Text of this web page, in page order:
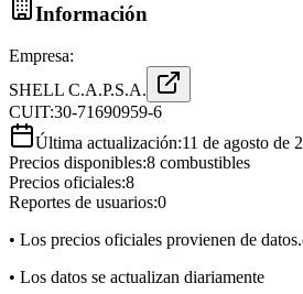
Información
Empresa:
SHELL C.A.P.S.A.
CUIT:30-71690959-6
Última actualización:11 de agosto de
Precios disponibles:8 combustibles
Precios oficiales:8
Reportes de usuarios:0
• Los precios oficiales provienen de
• Los datos se actualizan diariamente